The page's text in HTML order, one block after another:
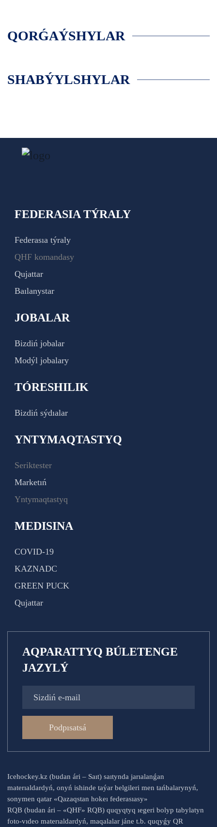
QORǴAÝSHYLAR
SHABÝYLSHYLAR
FEDERASIA TÝRALY
Federasıa týraly
QHF komandasy
Qujattar
Baılanystar
JOBALAR
Bizdiń jobalar
Modýl jobalary
TÓRESHILIK
Bizdiń sýdıalar
YNTYMAQTASTYQ
Seriktester
Marketıń
Yntymaqtastyq
MEDISINA
COVID-19
KAZNADC
GREEN PUCK
Qujattar
AQPARATTYQ BÚLETENGE
JAZYLÝ
Podpısatsá
Icehockey.kz (budan ári – Saıt) saıtynda jarıalanǵan
materıaldardyń, onyń ishinde taýar belgileri men tańbalarynyń,
sonymen qatar «Qazaqstan hokeı federasıasy»
RQB (budan ári – «QHF» RQB) quqyqtyq ıegeri bolyp tabylatyn
foto-vıdeo materıaldardyń, maqalalar jáne t.b. quqyǵy QR